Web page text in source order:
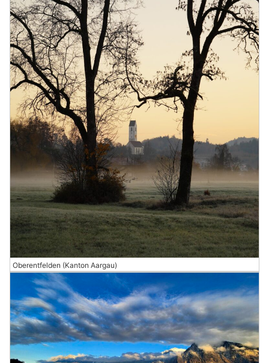
Oberentfelden (Kanton Aargau)